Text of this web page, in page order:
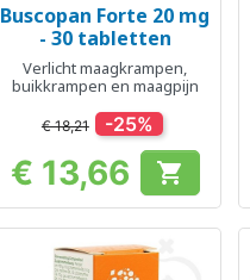
Snel bekijken
Buscopan Forte 20 mg
- 30 tabletten
Verlicht maagkrampen,
buikkrampen en maagpijn
€ 18,21 -25%
Prijs
€ 13,66 